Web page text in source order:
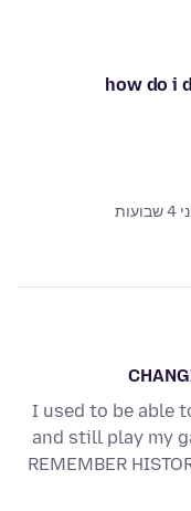
how do i
I used to be able to
and still play my
REMEMBER